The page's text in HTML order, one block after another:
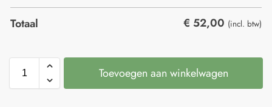
Totaal € 52,00 (incl. btw)
Toevoegen aan winkelwagen